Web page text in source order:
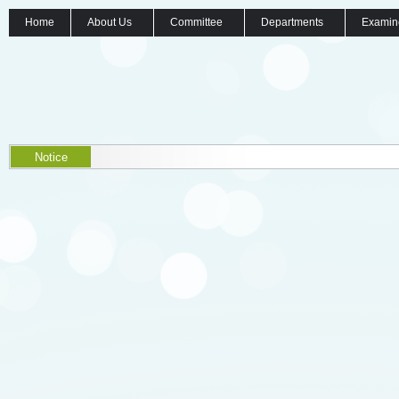
Home About Us Committee Departments
Notice